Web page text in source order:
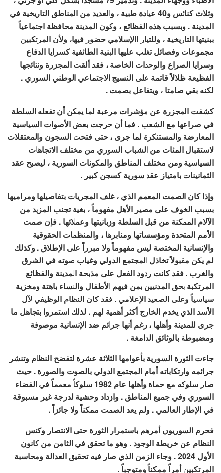
وثلاث كنائس و40 عيادة طبية ، والعديد من المناطق التاريخية في
المدينة . وبسبب هذه الفظائع ، وكون المدينة محافظة اجتماعياً
ببنيتها التاريخية ، وللتيار االإسلامي حضور فيها، ولأن المرتكبين
مجموعات وفصائل تغلب عليها البنية الطائفية كسرايا الدفاع
وسرايا الصراع والوحدات الخاصة ، فقد ألقت المجزرة ونتائجها
الفظيعة ظلالاً قاتمة على النسيج الاجتماعي الوطني السوري .
لكنه بقي صامتا ، ويتفاعل بصمت .
كشفت المجزرة عن مؤشرات مرعبة لما يمكن أن تفعله السلطة
في صراعها مع الشعب . فما أن خرجت بعض الأصوات السياسية
المعارضة والمستنكرة لما جرى ، حتى فتحت السجون والمعتقلات
لاستقبال المئات من الشباب السوري من مختلف الاتجاهات
السياسية ومن مختلف المناطق والمكونات السورية ، ليصبح عقد
الثمانينات بامتياز عقد سورية كسجن كبير .
وإذا كان الصمت المعمم الذي ، غلف المجريات بتفاصيلها ومراميها
بسبب الخوف على مصير الأهل مفهوماً ، بغية تجنب المزيد من
الآلام الممكنة من قبل السلطة وزبانيتها وعملائها . فإن صمت
الأمم المتحدة ومؤسساتها ومنابرها ، والمنظمات الحقوقية
والإنسانية المختصة ليس مفهوماً ولا مبرراً على الإطلاق . وكذلك
لم يكن مقبولاً تخاذل المجتمع الدولي وغياب صوته في الشرق
والغرب . فقد كانت ردود الفعل على مذبحة المدينة والفظائع
المرتكبة بحق المدنيين بمن فيهم الأطفال والنساء باهتة ومخزية
سياسياً وعلى الصعيد الإعلامي . فقد كان النظام الوظيفي لآل
الأسد الذي يخدم الخارج أكثر أهمية لهم . لذلك استمروا بتجاهل ما
جرى للمدينة وأهلها ، رغم أنها جرائم ضد الإنسانية موصوفة
ومضبوطة بالوثائق الدامغة .
جاءت الثورة السورية بأعوامها الثلاثة عشرة لتفضح النظام وتنشر
جرائمه وارتكاباته أمام المجتمع الدولي بالصوت والصورة . حيث
صار سلوكه مع حماة وأهلها عام 1982 سلوكاً معمماً في الفضاء
السوري وفي جميع المناطق . وازداد وحشية لدرجة غير مسبوقة
في الإطار العالمي . ولم يعد الصمت ممكناً ولا جائزاً .
فحزم السوريون أمرهم باستمرار الثورة حتى الانتصار وكنس
النظام عن خريطة الوجود . وهو ما تحقق في الثامن من كانون
الأول 2024 . وجاء الزمن الذي صار فيه تحقيق العدالة ومحاسبة
المرتكبين أمراً ممكناً ومتوجباً .